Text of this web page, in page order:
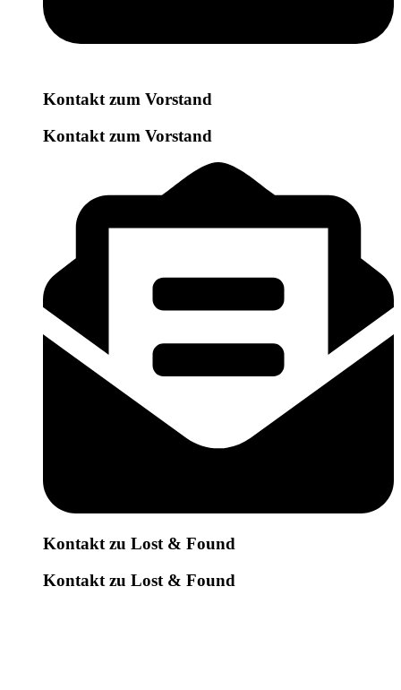
Kontakt zum Vorstand
Kontakt zum Vorstand
Kontakt zu Lost & Found
Kontakt zu Lost & Found